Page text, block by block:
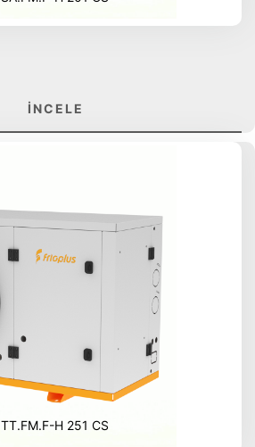
İNCELE
TT.FM.F-H 251 CS